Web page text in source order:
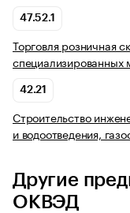
47.52.1
Торговля розничная
специализированных
42.21
Строительство
и водоотведения,
Другие
ОКВЭД